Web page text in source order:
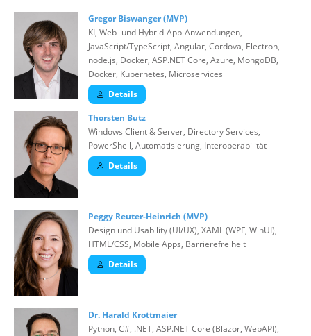
Gregor Biswanger (MVP)
KI, Web- und Hybrid-App-Anwendungen,
JavaScript/TypeScript, Angular, Cordova, Electron,
node.js, Docker, ASP.NET Core, Azure, MongoDB,
Docker, Kubernetes, Microservices
Details
Thorsten Butz
Windows Client & Server, Directory Services,
PowerShell, Automatisierung, Interoperabilität
Details
Peggy Reuter-Heinrich (MVP)
Design und Usability (UI/UX), XAML (WPF, WinUI),
HTML/CSS, Mobile Apps, Barrierefreiheit
Details
Dr. Harald Krottmaier
Python, C#, .NET, ASP.NET Core (Blazor, WebAPI),